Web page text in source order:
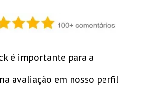
é importante para a
avaliação em nosso perfil